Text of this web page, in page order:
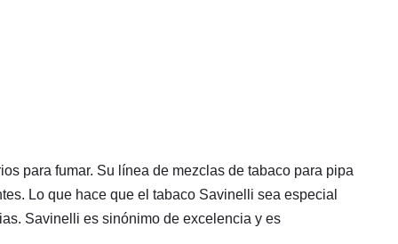
para fumar. Su línea de mezclas de tabaco para pipa
Lo que hace que el tabaco Savinelli sea especial
Savinelli es sinónimo de excelencia y es